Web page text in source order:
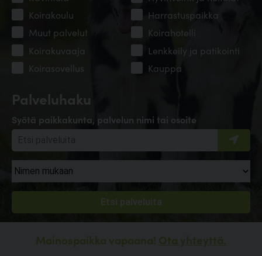
Palveluhaku
Syötä paikkakunta, palvelun nimi tai osoite
Koirakoulu
Harrastuspaikka
Muut palvelut
Koirahotelli
Koirakuvaaja
Lenkkeily ja patikointi
Koirasovellus
Kauppa
Mainospaikka vapaana! Ota yhteyttä.